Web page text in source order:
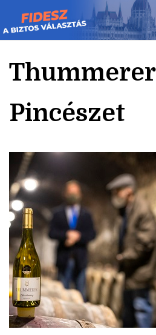
Skip
to
content
Thummerer
Pincészet